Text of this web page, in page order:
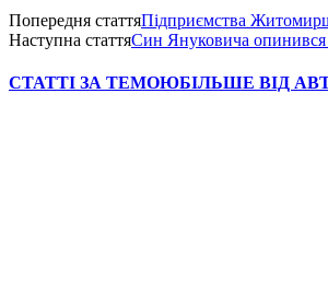
Попередня статтяПідприємства
Наступна статтяСин Януковича опинився
СТАТТІ ЗА ТЕМОЮБІЛЬШЕ ВІД